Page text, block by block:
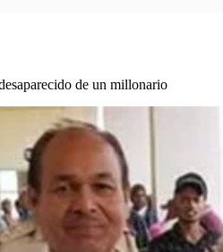
de un millonario